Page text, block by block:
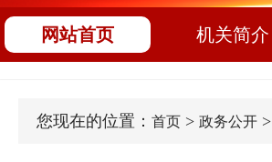
网站首页 机关简介
您现在的位置： 首页 > 政务公开 >